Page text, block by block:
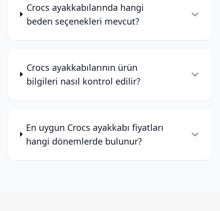
Crocs ayakkabılarında hangi
beden seçenekleri mevcut?
Crocs ayakkabılarının ürün
bilgileri nasıl kontrol edilir?
En uygun Crocs ayakkabı fiyatları
hangi dönemlerde bulunur?